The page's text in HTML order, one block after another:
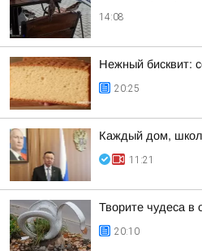
14:08
Нежный бисквит:
20:25
Каждый дом,
11:21
Творите чудеса в
20:10